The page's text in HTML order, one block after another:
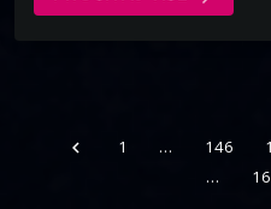
navigate_before 1 … 146
…